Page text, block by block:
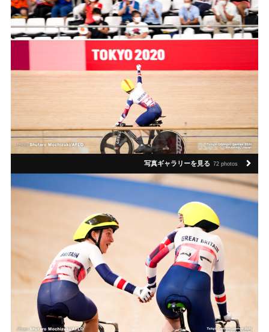
写真ギャラリーを見る 72 photos